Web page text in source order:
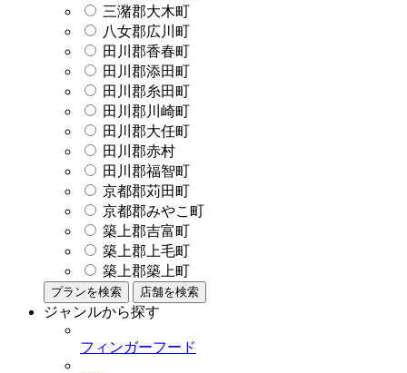
三潴郡大木町
八女郡広川町
田川郡香春町
田川郡添田町
田川郡糸田町
田川郡川崎町
田川郡大任町
田川郡赤村
田川郡福智町
京都郡苅田町
京都郡みやこ町
築上郡吉富町
築上郡上毛町
築上郡築上町
プランを検索 店舗を検索
ジャンルから探す
フィンガーフード